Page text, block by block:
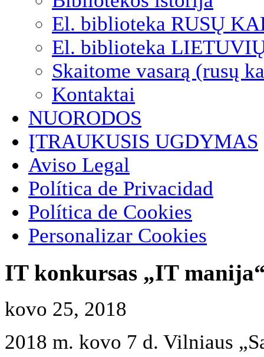
El. biblioteka RUSŲ
El. biblioteka
Skaitome vasarą (rusų
Kontaktai
NUORODOS
ĮTRAUKUSIS UGDYMAS
Aviso Legal
Política de Privacidad
Política de Cookies
Personalizar Cookies
IT konkursas „IT
kovo 25, 2018
​2018 m. kovo 7 d. Vilniaus